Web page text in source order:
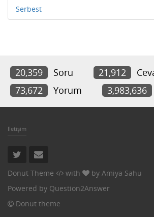
Serbest
20,359 Soru 21,912
73,672
Yorum 3,983,636
İletişim
Donut Theme with by Amiya Sahu
Powered by Question2Answer
Donut theme